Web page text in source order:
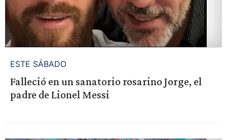
ESTE SÁBADO
Falleció en un sanatorio rosarino Jorge, el
padre de Lionel Messi